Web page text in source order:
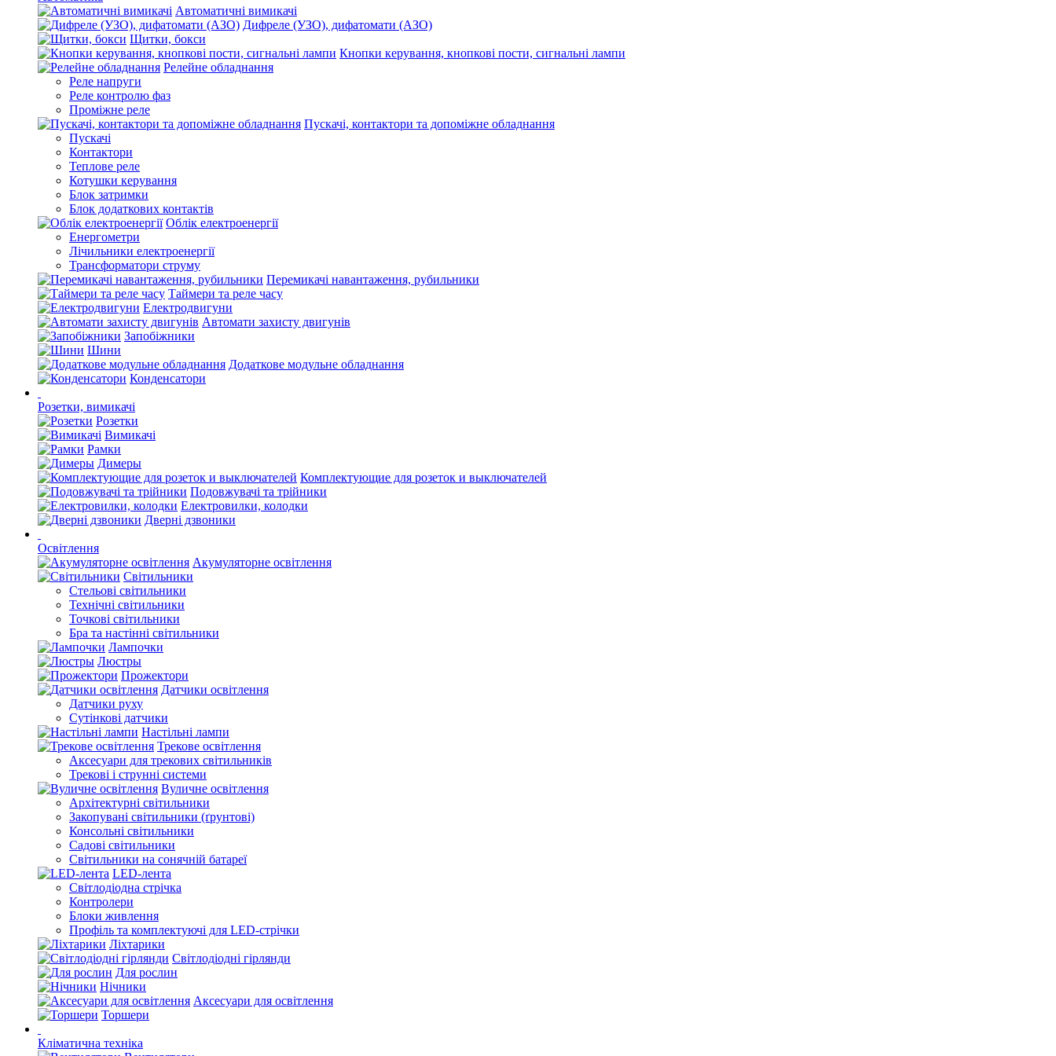
Автоматичні вимикачі
Дифреле (УЗО), дифатомати (АЗО)
Щитки, бокси
Кнопки керування, кнопкові пости, сигнальні лампи
Релейне обладнання
Реле напруги
Реле контролю фаз
Проміжне реле
Пускачі, контактори та допоміжне обладнання
Пускачі
Контактори
Теплове реле
Котушки керування
Блок затримки
Блок додаткових контактів
Облік електроенергії
Енергометри
Лічильники електроенергії
Трансформатори струму
Перемикачі навантаження, рубильники
Таймери та реле часу
Електродвигуни
Автомати захисту двигунів
Запобіжники
Шини
Додаткове модульне обладнання
Конденсатори
Розетки, вимикачі
Розетки
Вимикачі
Рамки
Димеры
Комплектующие для розеток и выключателей
Подовжувачі та трійники
Електровилки, колодки
Дверні дзвоники
Освітлення
Акумуляторне освітлення
Світильники
Стельові світильники
Технічні світильники
Точкові світильники
Бра та настінні світильники
Лампочки
Люстры
Прожектори
Датчики освітлення
Датчики руху
Сутінкові датчики
Настільні лампи
Трекове освітлення
Аксесуари для трекових світильників
Трекові і струнні системи
Вуличне освітлення
Архітектурні світильники
Закопувані світильники (ґрунтові)
Консольні світильники
Садові світильники
Світильники на сонячній батареї
LED-лента
Світлодіодна стрічка
Контролери
Блоки живлення
Профіль та комплектуючі для LED-стрічки
Ліхтарики
Світлодіодні гірлянди
Для рослин
Нічники
Аксесуари для освітлення
Торшери
Кліматична техніка